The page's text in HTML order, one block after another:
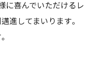
に喜んでいただけるレ
進してまいります。